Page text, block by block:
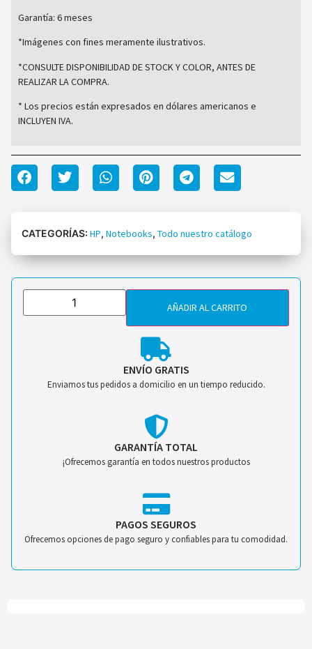
Garantía: 6 meses
*Imágenes con fines meramente ilustrativos.
*CONSULTE DISPONIBILIDAD DE STOCK Y COLOR, ANTES DE
REALIZAR LA COMPRA.
* Los precios están expresados en dólares americanos e
INCLUYEN IVA.
CATEGORÍAS: HP, Notebooks, Todo nuestro catálogo
AÑADIR AL CARRITO
ENVÍO GRATIS
Enviamos tus pedidos a domicilio en un tiempo reducido.
GARANTÍA TOTAL
¡Ofrecemos garantía en todos nuestros productos
PAGOS SEGUROS
Ofrecemos opciones de pago seguro y confiables para tu comodidad.